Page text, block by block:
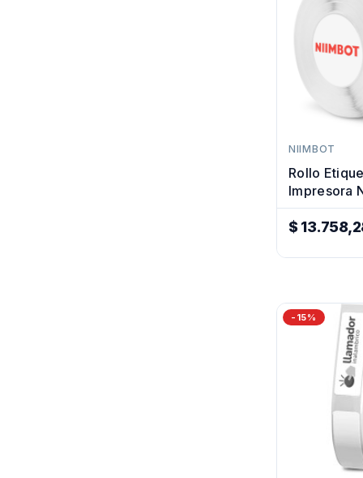
NIIMBOT
Rollo
Impresora
Termica
$
Precio
Regular
-15%